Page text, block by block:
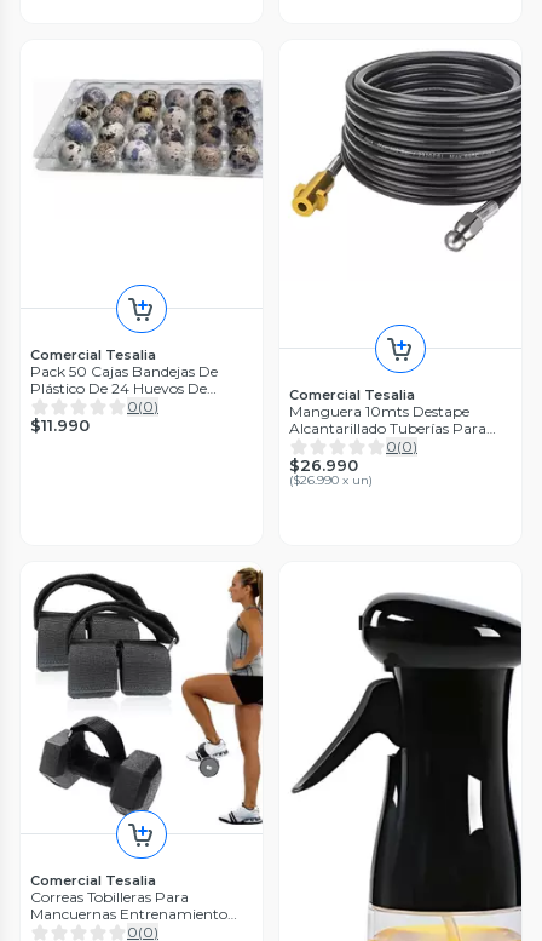
Comercial Tesalia
Pack 50 Cajas Bandejas De
Plástico De 24 Huevos De
Codorniz
0(0)
$11.990
Comercial Tesalia
Manguera 10mts Destape
Alcantarillado Tuberías Para
Karcher Karcher K Series K2 K3
K4 K5 K6 K7
0(0)
$26.990
($26.990 x un)
Comercial Tesalia
Correas Tobilleras Para
Mancuernas Entrenamiento
Pierna Gym
0(0)